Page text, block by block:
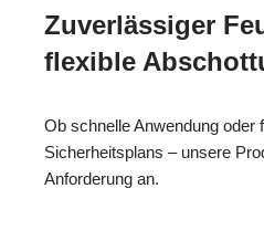
Zuverlässiger
flexible
Ob schnelle Anwendung oder
Sicherheitsplans – unsere
Anforderung an.